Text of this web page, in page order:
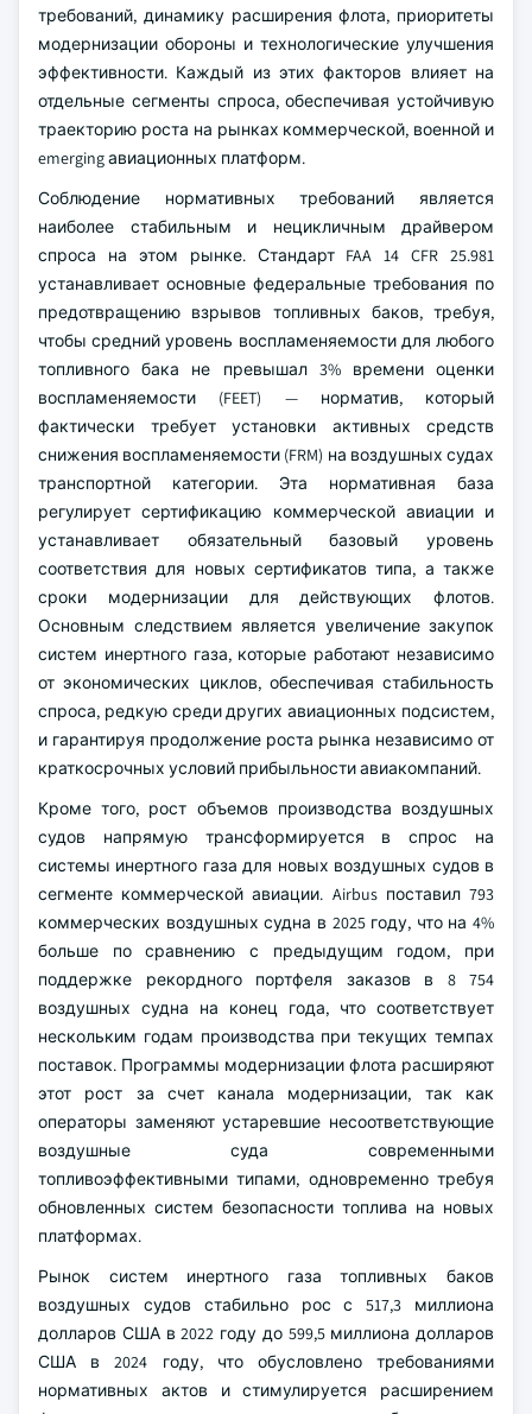
требований, динамику расширения флота, приоритеты
модернизации обороны и технологические улучшения
эффективности. Каждый из этих факторов влияет на
отдельные сегменты спроса, обеспечивая устойчивую
траекторию роста на рынках коммерческой, военной и
emerging авиационных платформ.
Соблюдение нормативных требований является
наиболее стабильным и нецикличным драйвером
спроса на этом рынке. Стандарт FAA 14 CFR 25.981
устанавливает основные федеральные требования по
предотвращению взрывов топливных баков, требуя,
чтобы средний уровень воспламеняемости для любого
топливного бака не превышал 3% времени оценки
воспламеняемости (FEET) — норматив, который
фактически требует установки активных средств
снижения воспламеняемости (FRM) на воздушных судах
транспортной категории. Эта нормативная база
регулирует сертификацию коммерческой авиации и
устанавливает обязательный базовый уровень
соответствия для новых сертификатов типа, а также
сроки модернизации для действующих флотов.
Основным следствием является увеличение закупок
систем инертного газа, которые работают независимо
от экономических циклов, обеспечивая стабильность
спроса, редкую среди других авиационных подсистем,
и гарантируя продолжение роста рынка независимо от
краткосрочных условий прибыльности авиакомпаний.
Кроме того, рост объемов производства воздушных
судов напрямую трансформируется в спрос на
системы инертного газа для новых воздушных судов в
сегменте коммерческой авиации. Airbus поставил 793
коммерческих воздушных судна в 2025 году, что на 4%
больше по сравнению с предыдущим годом, при
поддержке рекордного портфеля заказов в 8 754
воздушных судна на конец года, что соответствует
нескольким годам производства при текущих темпах
поставок. Программы модернизации флота расширяют
этот рост за счет канала модернизации, так как
операторы заменяют устаревшие несоответствующие
воздушные суда современными
топливоэффективными типами, одновременно требуя
обновленных систем безопасности топлива на новых
платформах.
Рынок систем инертного газа топливных баков
воздушных судов стабильно рос с 517,3 миллиона
долларов США в 2022 году до 599,5 миллиона долларов
США в 2024 году, что обусловлено требованиями
нормативных актов и стимулируется расширением